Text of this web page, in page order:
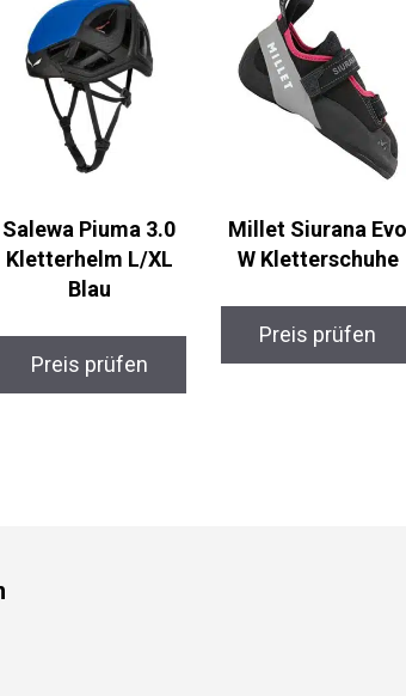
Salewa Piuma 3.0
Kletterhelm L/XL
Blau
Preis prüfen
Millet Siurana Evo
W Kletterschuhe
Preis prüfen